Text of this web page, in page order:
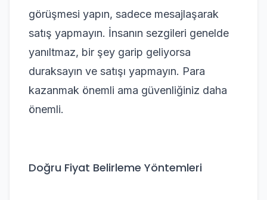
görüşmesi yapın, sadece mesajlaşarak
satış yapmayın. İnsanın sezgileri genelde
yanıltmaz, bir şey garip geliyorsa
duraksayın ve satışı yapmayın. Para
kazanmak önemli ama güvenliğiniz daha
önemli.
Doğru Fiyat Belirleme Yöntemleri